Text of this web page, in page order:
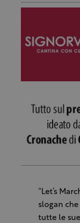
“Let’s
slogan
tutte le